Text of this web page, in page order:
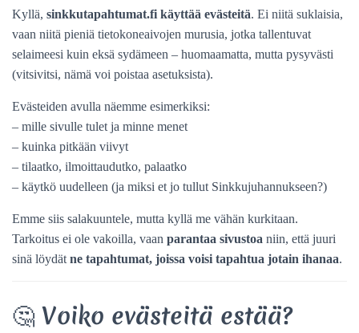
Kyllä, sinkkutapahtumat.fi käyttää evästeitä. Ei niitä suklaisia,
vaan niitä pieniä tietokoneaivojen murusia, jotka tallentuvat
selaimeesi kuin eksä sydämeen – huomaamatta, mutta pysyvästi
(vitsivitsi, nämä voi poistaa asetuksista).
Evästeiden avulla näemme esimerkiksi:
– mille sivulle tulet ja minne menet
– kuinka pitkään viivyt
– tilaatko, ilmoittaudutko, palaatko
– käytkö uudelleen (ja miksi et jo tullut Sinkkujuhannukseen?)
Emme siis salakuuntele, mutta kyllä me vähän kurkitaan.
Tarkoitus ei ole vakoilla, vaan parantaa sivustoa niin, että juuri
sinä löydät ne tapahtumat, joissa voisi tapahtua jotain ihanaa.
🤔 Voiko evästeitä estää?